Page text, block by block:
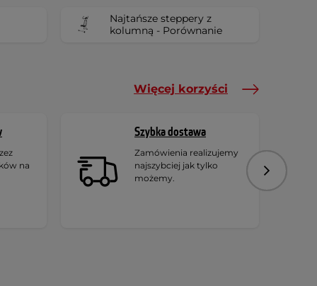
Najtańsze steppery z
kolumną - Porównanie
Więcej korzyści
na
Szybka dostawa
Zamówienia realizujemy
najszybciej jak tylko
możemy.
Następny